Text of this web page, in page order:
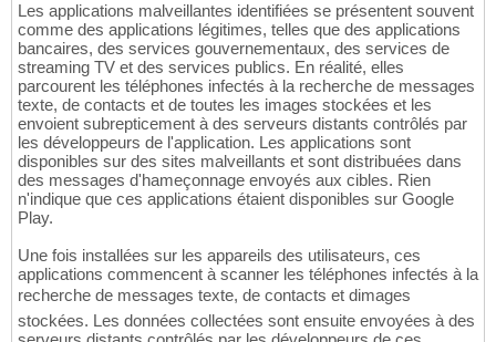
Les applications malveillantes identifiées se présentent souvent
comme des applications légitimes, telles que des applications
bancaires, des services gouvernementaux, des services de
streaming TV et des services publics. En réalité, elles
parcourent les téléphones infectés à la recherche de messages
texte, de contacts et de toutes les images stockées et les
envoient subrepticement à des serveurs distants contrôlés par
les développeurs de l'application. Les applications sont
disponibles sur des sites malveillants et sont distribuées dans
des messages d'hameçonnage envoyés aux cibles. Rien
n'indique que ces applications étaient disponibles sur Google
Play.
Une fois installées sur les appareils des utilisateurs, ces
applications commencent à scanner les téléphones infectés à la
recherche de messages texte, de contacts et dimages
stockées. Les données collectées sont ensuite envoyées à des